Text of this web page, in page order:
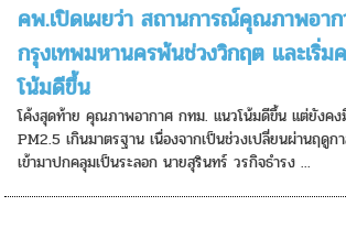
คพ.เปิดเผยว่า สถานการณ์คุณภาพอา
กรุงเทพมหานครพ้นช่วงวิกฤต และเริ่
โน้มดีขึ้น
โค้งสุดท้าย คุณภาพอากาศ กทม. แนวโน้มดีขึ้น แต่ยังคง
PM2.5 เกินมาตรฐาน เนื่องจากเป็นช่วงเปลี่ยนผ่านฤดูก
เข้ามาปกคลุมเป็นระลอก นายสุรินทร์ วรกิจธำรง ...